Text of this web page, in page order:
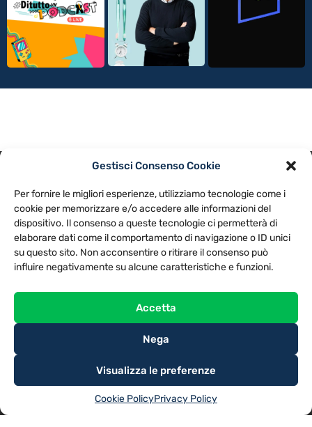
Gestisci Consenso Cookie
Per fornire le migliori esperienze, utilizziamo tecnologie come i
cookie per memorizzare e/o accedere alle informazioni del
dispositivo. Il consenso a queste tecnologie ci permetterà di
elaborare dati come il comportamento di navigazione o ID unici
su questo sito. Non acconsentire o ritirare il consenso può
influire negativamente su alcune caratteristiche e funzioni.
Accetta
Nega
Visualizza le preferenze
Cookie PolicyPrivacy Policy
NOTE LEGALI
CONTATTACI PREFERENZE
TV LIBERA S.P.A.
Via Monteleonese 95/21 – 51100 Pistoia (PT)
Tel. 0573.9136 / Fax 0573.913615